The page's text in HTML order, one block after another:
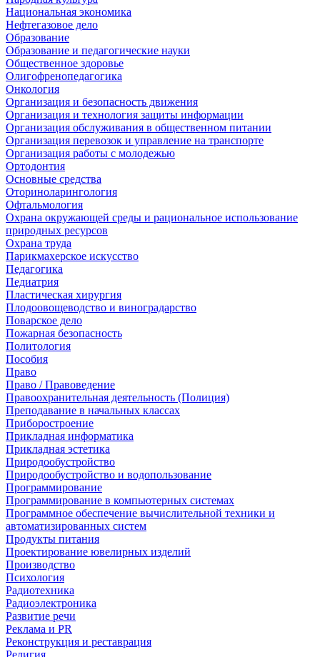
Национальная экономика
Нефтегазовое дело
Образование
Образование и педагогические науки
Общественное здоровье
Олигофренопедагогика
Онкология
Организация и безопасность движения
Организация и технология защиты информации
Организация обслуживания в общественном питании
Организация перевозок и управление на транспорте
Организация работы с молодежью
Ортодонтия
Основные средства
Оториноларингология
Офтальмология
Охрана окружающей среды и рациональное использование
природных ресурсов
Охрана труда
Парикмахерское искусство
Педагогика
Педиатрия
Пластическая хирургия
Плодоовощеводство и виноградарство
Поварское дело
Пожарная безопасность
Политология
Пособия
Право
Право / Правоведение
Правоохранительная деятельность (Полиция)
Преподавание в начальных классах
Приборостроение
Прикладная информатика
Прикладная эстетика
Природообустройство
Природообустройство и водопользование
Программирование
Программирование в компьютерных системах
Программное обеспечение вычислительной техники и
автоматизированных систем
Продукты питания
Проектирование ювелирных изделий
Производство
Психология
Радиотехника
Радиоэлектроника
Развитие речи
Реклама и PR
Реконструкция и реставрация
Религия